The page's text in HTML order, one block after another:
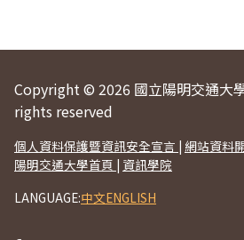
Copyright © 2026 國立陽明交通大
rights reserved
個人資料保護暨資訊安全宣言 | 網站資料
陽明交通大學首頁 | 資訊學院
LANGUAGE:中文ENGLISH